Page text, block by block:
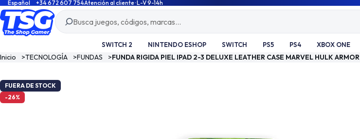
Español +34 672 607 754Atención al cliente · L-V 9-14h
SWITCH 2 NINTENDO ESHOP SWITCH PS5 PS4 XBOX ONE
Inicio >TECNOLOGÍA >FUNDAS >FUNDA RIGIDA PIEL IPAD 2-3 DELUXE LEATHER CASE MARVEL HULK ARMOR
FUERA DE STOCK
-26%